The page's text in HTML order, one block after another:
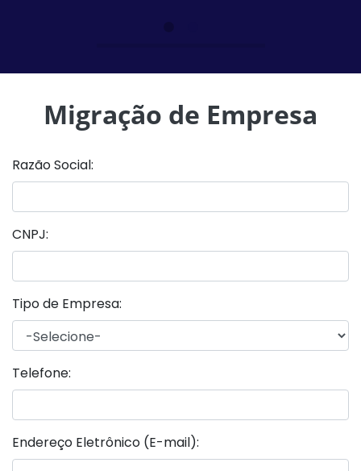
Migração de Empresa
Razão Social:
CNPJ:
Tipo de Empresa:
Telefone:
Endereço Eletrônico (E-mail):